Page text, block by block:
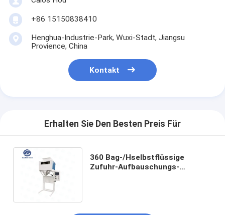
+86 15150838410
Henghua-Industrie-Park, Wuxi-Stadt, Jiangsu
Provience, China
Kontakt
Erhalten Sie Den Besten Preis Für
360 Bag-/Hselbstflüssige
Zufuhr-Aufbauschungs-